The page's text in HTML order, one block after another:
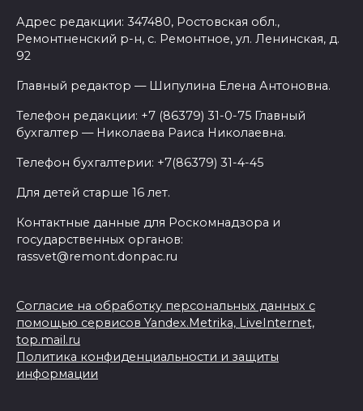
Адрес редакции: 347480, Ростовская обл.,
Ремонтненский р-н, с. Ремонтное, ул. Ленинская, д.
92
Главный редактор — Шипулина Елена Антоновна.
Телефон редакции: +7 (86379) 31-0-75 Главный
бухгалтер — Николаева Раиса Николаевна.
Телефон бухгалтерии: +7(86379) 31-4-45
Для детей старше 16 лет.
Контактные данные для Роскомнадзора и
государственных органов:
rassvet@remont.donpac.ru
Согласие на обработку персональных данных с
помощью сервисов Yandex.Metrika, LiveInternet,
top.mail.ru
Политика конфиденциальности и защиты
информации